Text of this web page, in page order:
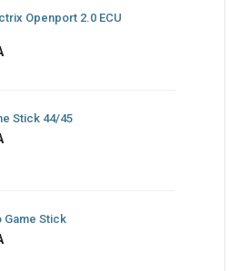
Openport 2.0 ECU
Stick 44/45
Game Stick